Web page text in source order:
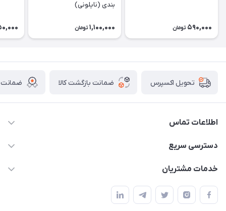
590,000 تومان
بندی (نایلونی)
1,100,000 تومان
تحویل اکسپرس ضمانت بازگشت کالا ضمانت
اطلاعات تماس
02136781755
دسترسی سریع
پلنر و دفتر
استایل معلم و دانش آموز
خدمات مشتریان
قوانین و مقررات
حریم خصوصی